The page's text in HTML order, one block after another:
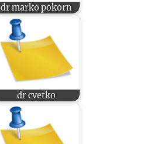
dr marko pokorn
dr cvetko